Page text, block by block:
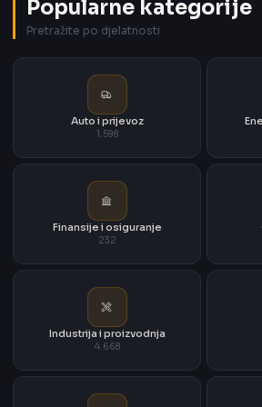
Popularne kategorije
Pretražite po djelatnosti
Auto i prijevoz
1.598
Finansije i osiguranje
232
Industrija i proizvodnja
4.668